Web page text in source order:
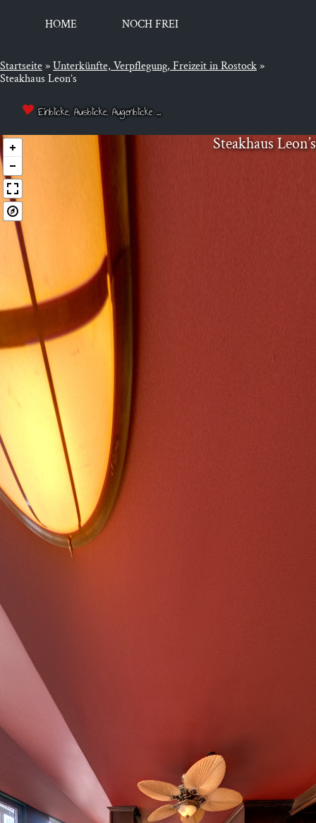
HOME NOCH FREI
Startseite»Unter­künf­te, Ver­pfle­gung, Frei­zeit in Rostock»
Steakhaus Leon’s
Einblicke, Ausblicke, Augenblicke ...
Steak­haus Leon’s